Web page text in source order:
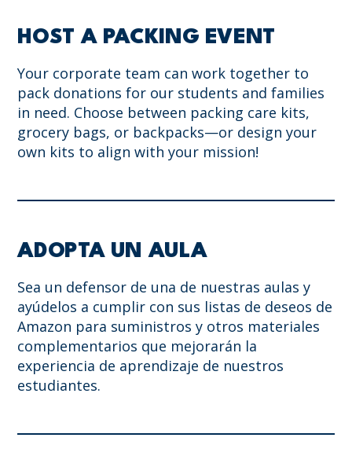
HOST A PACKING EVENT
Your corporate team can work together to
pack donations for our students and families
in need. Choose between packing care kits,
grocery bags, or backpacks—or design your
own kits to align with your mission!
ADOPTA UN AULA
Sea un defensor de una de nuestras aulas y
ayúdelos a cumplir con sus listas de deseos de
Amazon para suministros y otros materiales
complementarios que mejorarán la
experiencia de aprendizaje de nuestros
estudiantes.